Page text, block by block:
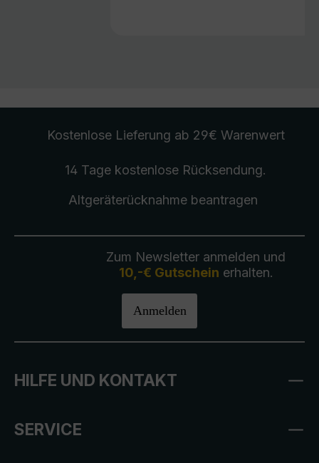
Kostenlose Lieferung ab 29€ Warenwert
14 Tage kostenlose Rücksendung.
Altgeräterücknahmebeantragen
Zum Newsletter anmelden und
10,-€ Gutschein erhalten.
Anmelden
HILFE UND KONTAKT
SERVICE